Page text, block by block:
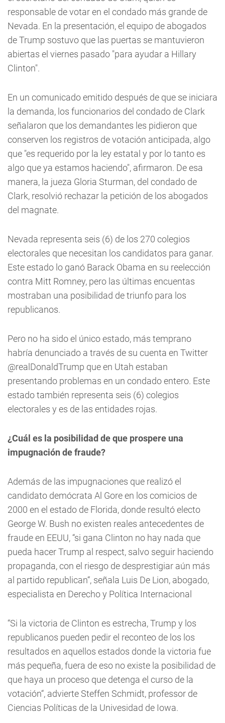
responsable de votar en el condado más grande de
Nevada. En la presentación, el equipo de abogados
de Trump sostuvo que las puertas se mantuvieron
abiertas el viernes pasado "para ayudar a Hillary
Clinton".
En un comunicado emitido después de que se iniciara
la demanda, los funcionarios del condado de Clark
señalaron que los demandantes les pidieron que
conserven los registros de votación anticipada, algo
que "es requerido por la ley estatal y por lo tanto es
algo que ya estamos haciendo", afirmaron. De esa
manera, la jueza Gloria Sturman, del condado de
Clark, resolvió rechazar la petición de los abogados
del magnate.
Nevada representa seis (6) de los 270 colegios
electorales que necesitan los candidatos para ganar.
Este estado lo ganó Barack Obama en su reelección
contra Mitt Romney, pero las últimas encuentas
mostraban una posibilidad de triunfo para los
republicanos.
Pero no ha sido el único estado, más temprano
habría denunciado a través de su cuenta en Twitter
@realDonaldTrump que en Utah estaban
presentando problemas en un condado entero. Este
estado también representa seis (6) colegios
electorales y es de las entidades rojas.
¿Cuál es la posibilidad de que prospere una
impugnación de fraude?
Además de las impugnaciones que realizó el
candidato demócrata Al Gore en los comicios de
2000 en el estado de Florida, donde resultó electo
George W. Bush no existen reales antecedentes de
fraude en EEUU, “si gana Clinton no hay nada que
pueda hacer Trump al respect, salvo seguir haciendo
propaganda, con el riesgo de desprestigiar aún más
al partido republican“, señala Luis De Lion, abogado,
especialista en Derecho y Política Internacional
“Si la victoria de Clinton es estrecha, Trump y los
republicanos pueden pedir el reconteo de los los
resultados en aquellos estados donde la victoria fue
más pequeña, fuera de eso no existe la posibilidad de
que haya un proceso que detenga el curso de la
votación“, advierte Steffen Schmidt, professor de
Ciencias Políticas de la Univesidad de Iowa.